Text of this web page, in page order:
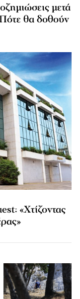
μετά
θα δοθούν
«Χτίζοντας